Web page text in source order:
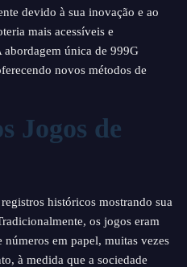
devido à sua inovação e ao
mais acessíveis e
abordagem única de 999G
novos métodos de
Jogos de
históricos mostrando sua
os jogos eram
em papel, muitas vezes
à medida que a sociedade